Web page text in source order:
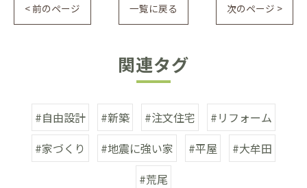
< 前のページ 一覧に戻る 次のページ >
関連タグ
#自由設計 #新築 #注文住宅
#リフォーム
#家づくり
#地震に強い家 #平屋
#大牟田
#荒尾